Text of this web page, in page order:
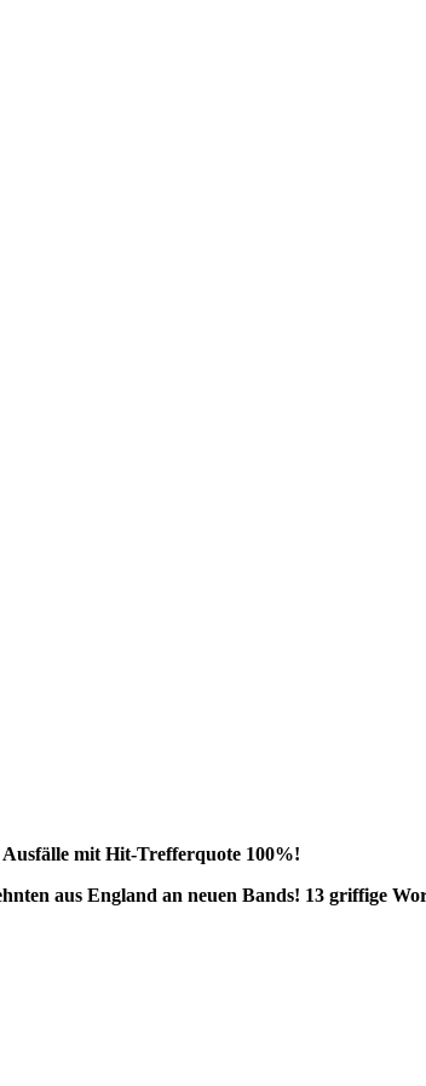
mit Hit-Trefferquote 100%!
aus England an neuen Bands! 13 griffige